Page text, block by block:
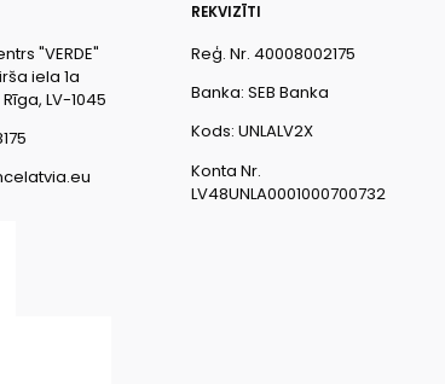
"VERDE"
iela 1a
LV-1045
REKVIZĪTI
Reģ. Nr. 40008002175
Banka: SEB Banka
Kods: UNLALV2X
Konta Nr.
LV48UNLA0001000700732